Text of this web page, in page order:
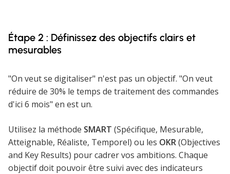
Étape 2 : Définissez des objectifs clairs et
mesurables
"On veut se digitaliser" n'est pas un objectif. "On veut
réduire de 30% le temps de traitement des commandes
d'ici 6 mois" en est un.
Utilisez la méthode SMART (Spécifique, Mesurable,
Atteignable, Réaliste, Temporel) ou les OKR(Objectives
and Key Results) pour cadrer vos ambitions. Chaque
objectif doit pouvoir être suivi avec des indicateurs